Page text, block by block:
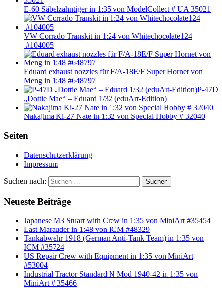
E-60 Säbelzahntiger in 1:35 von ModelCollect # UA 35021
VW Corrado Transkit in 1:24 von Whitechocolate124
#104005
Eduard exhaust nozzles für F/A-18E/F Super Hornet von
Meng in 1:48 #648797
P-47D
„Dottie Mae“ – Eduard 1/32 (eduArt-Edition)
Nakajima Ki-27 Nate in 1:32 von Special Hobby # 32040
Seiten
Datenschutzerklärung
Impressum
Suchen nach: Suchen
Neueste Beiträge
Japanese M3 Stuart with Crew in 1:35 von MiniArt #35454
Last Marauder in 1:48 von ICM #48329
Tankabwehr 1918 (German Anti-Tank Team) in 1:35 von
ICM #35724
US Repair Crew with Equipment in 1:35 von MiniArt
#53004
Industrial Tractor Standard N Mod 1940-42 in 1:35 von
MiniArt # 35466